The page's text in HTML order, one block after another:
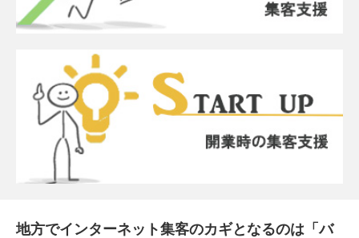
地方でインターネット集客のカギとなるのは「バ